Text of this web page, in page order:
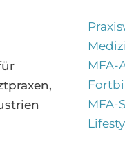
MFA-
MFA-